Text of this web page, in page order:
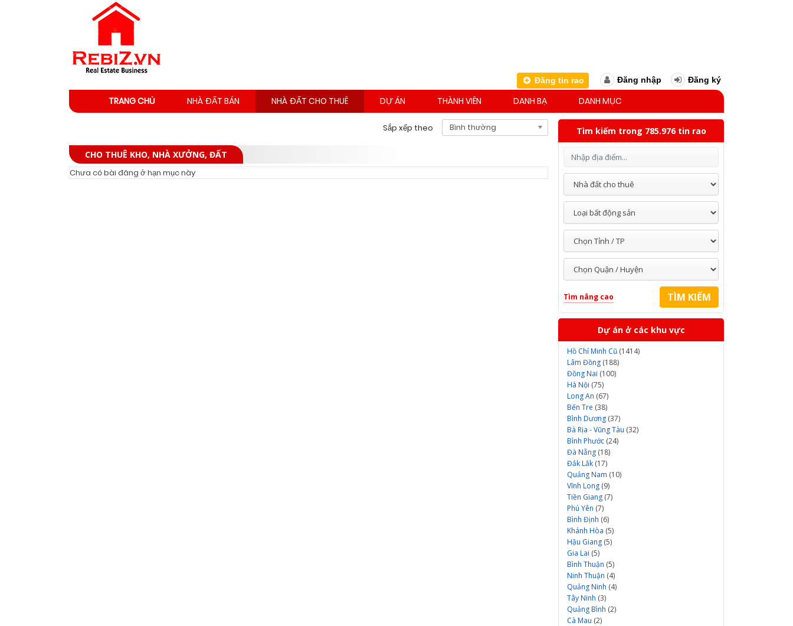
Đăng tin rao Đăng nhập Đăng ký
TRANG CHỦ NHÀ ĐẤT BÁN NHÀ ĐẤT CHO THUÊ DỰ ÁN THÀNH VIÊN DANH BẠ DANH MỤC
Sắp xếp theo Bình thường
CHO THUÊ KHO, NHÀ XƯỞNG, ĐẤT
Chưa có bài đăng ở hạn mục này
Tìm kiếm trong 785.976 tin rao
Tìm nâng cao
Dự án ở các khu vực
Hồ Chí Minh Cũ (1414)
Lâm Đồng (188)
Đồng Nai (100)
Hà Nội (75)
Long An (67)
Bến Tre (38)
Bình Dương (37)
Bà Rịa - Vũng Tàu (32)
Bình Phước (24)
Đà Nẵng (18)
Đắk Lắk (17)
Quảng Nam (10)
Vĩnh Long (9)
Tiền Giang (7)
Phú Yên (7)
Bình Định (6)
Khánh Hòa (5)
Hậu Giang (5)
Gia Lai (5)
Bình Thuận (5)
Ninh Thuận (4)
Quảng Ninh (4)
Tây Ninh (3)
Quảng Bình (2)
Cà Mau (2)